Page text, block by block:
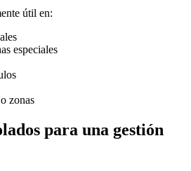
útil en:
especiales
zonas
para una gestión